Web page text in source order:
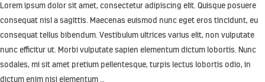
Lorem ipsum dolor sit amet, consectetur adipiscing elit. Quisque posuere
consequat nisl a sagittis. Maecenas euismod nunc eget eros tincidunt, eu
consequat tellus bibendum. Vestibulum ultrices varius elit, non vulputate
nunc efficitur ut. Morbi vulputate sapien elementum dictum lobortis. Nunc
sodales, mi sit amet pretium pellentesque, turpis lectus lobortis odio, in
dictum enim nisi elementum …